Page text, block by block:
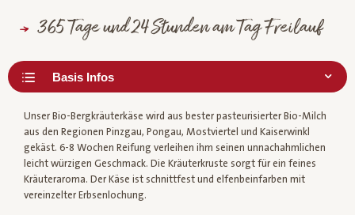
365 Tage und 24 Stunden am Tag Freilauf
Unser Bio-Bergkräuterkäse wird aus bester pasteurisierter Bio-Milch
aus den Regionen Pinzgau, Pongau, Mostviertel und Kaiserwinkl
gekäst. 6-8 Wochen Reifung verleihen ihm seinen unnachahmlichen
leicht würzigen Geschmack. Die Kräuterkruste sorgt für ein feines
Kräuteraroma. Der Käse ist schnittfest und elfenbeinfarben mit
vereinzelter Erbsenlochung.